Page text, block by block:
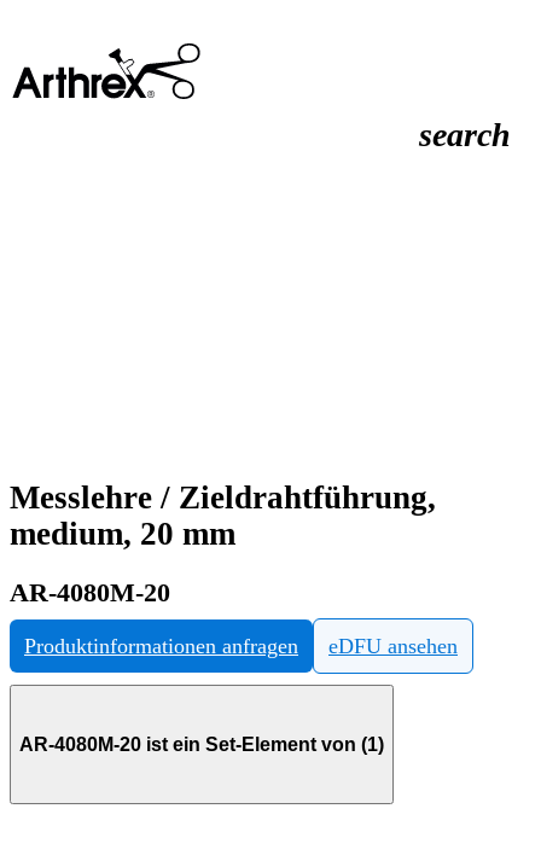
search
Messlehre / Zieldrahtführung,
medium, 20 mm
AR-4080M-20
Produktinformationen anfragen eDFU ansehen
AR-4080M-20 ist ein Set-Element von (1)